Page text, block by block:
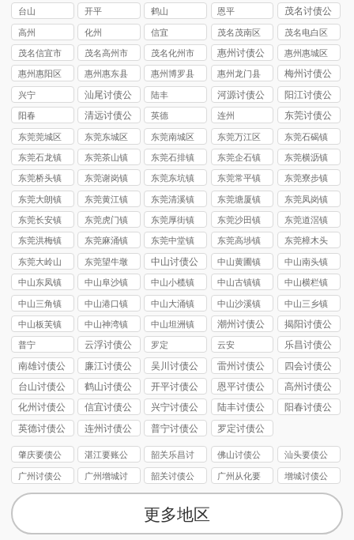
讨债公司
讨债公司
讨债公司
讨债公司
司
台山 开平 鹤山 恩平
茂名讨债公
司
高州 化州 信宜
茂名茂南区
讨债公司
茂名电白区
讨债公司
茂名信宜市
讨债公司
茂名高州市
讨债公司
茂名化州市
讨债公司
惠州讨债公
司
惠州惠城区
讨债公司
惠州惠阳区
讨债公司
惠州惠东县
讨债公司
惠州博罗县
讨债公司
惠州龙门县
讨债公司
梅州讨债公
司
兴宁
汕尾讨债公
司
陆丰
河源讨债公
司
阳江讨债公
司
阳春
清远讨债公
司
英德 连州
东莞讨债公
司
东莞莞城区
讨债公司
东莞东城区
讨债公司
东莞南城区
讨债公司
东莞万江区
讨债公司
东莞石碣镇
讨债公司
东莞石龙镇
讨债公司
东莞茶山镇
讨债公司
东莞石排镇
讨债公司
东莞企石镇
讨债公司
东莞横沥镇
讨债公司
东莞桥头镇
讨债公司
东莞谢岗镇
讨债公司
东莞东坑镇
讨债公司
东莞常平镇
讨债公司
东莞寮步镇
讨债公司
东莞大朗镇
讨债公司
东莞黄江镇
讨债公司
东莞清溪镇
讨债公司
东莞塘厦镇
讨债公司
东莞凤岗镇
讨债公司
东莞长安镇
讨债公司
东莞虎门镇
讨债公司
东莞厚街镇
讨债公司
东莞沙田镇
讨债公司
东莞道滘镇
讨债公司
东莞洪梅镇
讨债公司
东莞麻涌镇
讨债公司
东莞中堂镇
讨债公司
东莞高埗镇
讨债公司
东莞樟木头
镇讨债公司
东莞大岭山
镇讨债公司
东莞望牛墩
镇讨债公司
中山讨债公
司
中山黄圃镇
讨债公司
中山南头镇
讨债公司
中山东凤镇
讨债公司
中山阜沙镇
讨债公司
中山小榄镇
讨债公司
中山古镇镇
讨债公司
中山横栏镇
讨债公司
中山三角镇
讨债公司
中山港口镇
讨债公司
中山大涌镇
讨债公司
中山沙溪镇
讨债公司
中山三乡镇
讨债公司
中山板芙镇
讨债公司
中山神湾镇
讨债公司
中山坦洲镇
讨债公司
潮州讨债公
司
揭阳讨债公
司
普宁
云浮讨债公
司
罗定 云安
乐昌讨债公
司
南雄讨债公
司
廉江讨债公
司
吴川讨债公
司
雷州讨债公
司
四会讨债公
司
台山讨债公
司
鹤山讨债公
司
开平讨债公
司
恩平讨债公
司
高州讨债公
司
化州讨债公
司
信宜讨债公
司
兴宁讨债公
司
陆丰讨债公
司
阳春讨债公
英德讨债公
司
连州讨债公
司
普宁讨债公
司
罗定讨债公
司
肇庆要债公
司
湛江要账公
司
韶关乐昌讨
债公司
佛山讨债公
司
汕头要债公
司
广州讨债公
司
广州增城讨
债公司
韶关讨债公
司
广州从化要
债公司
增城讨债公
司
更多地区